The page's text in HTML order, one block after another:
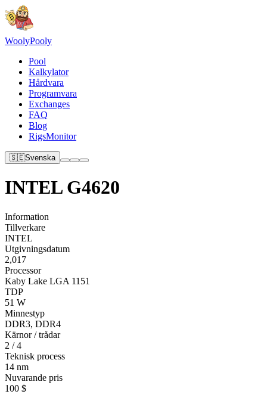
WoolyPooly
Pool
Kalkylator
Hårdvara
Programvara
Exchanges
FAQ
Blog
RigsMonitor
🇸🇪Svenska
INTEL G4620
Information
Tillverkare
INTEL
Utgivningsdatum
2,017
Processor
Kaby Lake LGA 1151
TDP
51 W
Minnestyp
DDR3, DDR4
Kärnor / trådar
2 / 4
Teknisk process
14 nm
Nuvarande pris
100 $